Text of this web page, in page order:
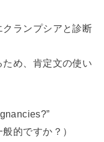
クランプシアと診断
め、肯定文の使い
的ですか？）